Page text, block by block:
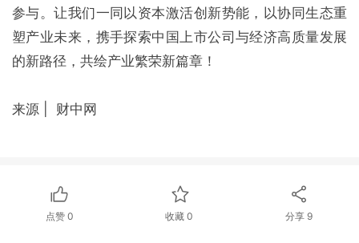
参与。让我们一同以资本激活创新势能，以协同生态重
塑产业未来，携手探索中国上市公司与经济高质量发展
的新路径，共绘产业繁荣新篇章！
来源 | 财中网
点赞0 收藏0 分享9